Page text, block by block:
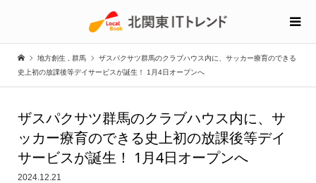
地方創生 群馬
ザスパクサツ群馬のクラブハウス内に、サッカー療育のできる
史上初の放課後等デイサービスが誕生！ 1月4日オープンへ
ザスパクサツ群馬のクラブハウス内に、サ
ッカー療育のできる史上初の放課後等デイ
サービスが誕生！ 1月4日オープンへ
2024.12.21